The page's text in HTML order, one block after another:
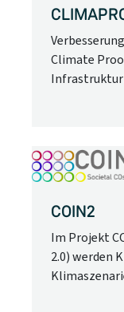
Climate
COIN2
Im Projekt
2.0) werden